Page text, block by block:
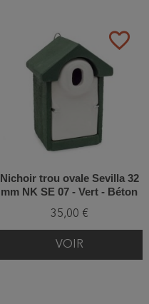
favorite_border
Nichoir trou ovale Sevilla 32
mm NK SE 07 - Vert - Béton
35,00 €
VOIR